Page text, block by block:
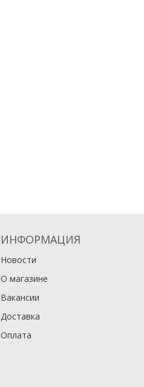
ИНФОРМАЦИЯ
Новости
О магазине
Вакансии
Доставка
Оплата